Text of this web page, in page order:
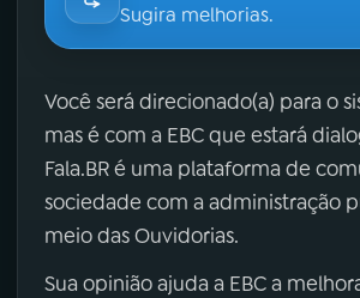
Sugira melhorias.
Você será direcionado(a) para o
mas é com a EBC que estará
Fala.BR é uma plataforma de
sociedade com a administração
meio das Ouvidorias.
Sua opinião ajuda a EBC a